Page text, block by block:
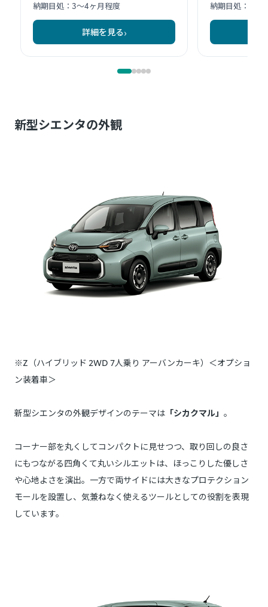
新型シエンタの外観
※Z（ハイブリッド 2WD 7人乗り アーバンカーキ）＜オプショ
ン装着車＞
新型シエンタの外観デザインのテーマは 「シカクマル」 。
コーナー部を丸くしてコンパクトに見せつつ、取り回しの良さ
にもつながる四角くて丸いシルエットは、ほっこりした優しさ
や心地よさを演出。一方で両サイドには大きなプロテクション
モールを設置し、気兼ねなく使えるツールとしての役割を表現
しています。